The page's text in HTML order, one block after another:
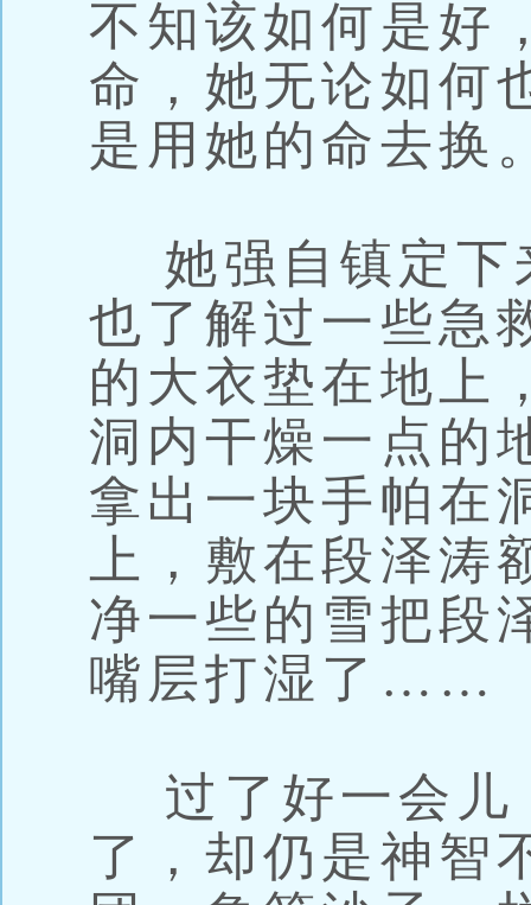
不知该如何是好
命，她无论如何
是用她的命去换
她强自镇定下
也了解过一些急
的大衣垫在地上
洞内干燥一点的
拿出一块手帕在
上，敷在段泽
净一些的雪把段
嘴层打湿了……
过了好一会儿
了，却仍是神智